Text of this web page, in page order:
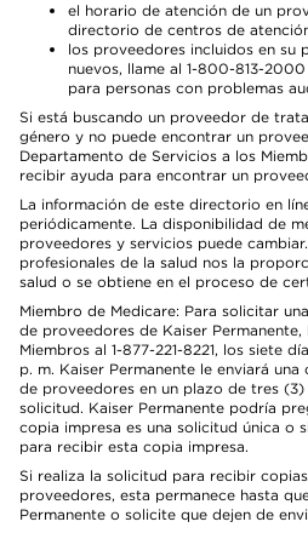
el horario de atención de un
directorio de centros de
los proveedores incluidos en su
nuevos, llame al 1-800-813-
para personas con problemas
Si está buscando un proveedor de
género y no puede encontrar un
Departamento de Servicios a los
recibir ayuda para encontrar un
La información de este directorio en
periódicamente. La disponibilidad de
proveedores y servicios puede
profesionales de la salud nos la
salud o se obtiene en el proceso de
Miembro de Medicare: Para solicitar
de proveedores de Kaiser
Miembros al 1-877-221-8221, los siete
p. m. Kaiser Permanente le enviará
de proveedores en un plazo de tres (3)
solicitud. Kaiser Permanente podría
copia impresa es una solicitud única o
para recibir esta copia impresa.
Si realiza la solicitud para recibir
proveedores, esta permanece hasta
Permanente o solicite que dejen de